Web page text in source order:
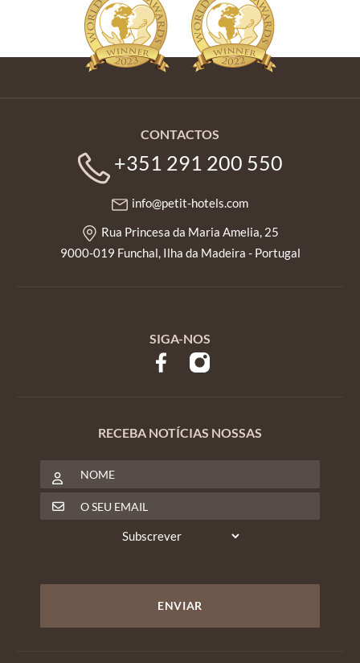
CONTACTOS
+351 291 200 550
info@petit-hotels.com
Rua Princesa da Maria Amelia, 25
9000-019 Funchal, Ilha da Madeira - Portugal
SIGA-NOS
RECEBA NOTÍCIAS NOSSAS